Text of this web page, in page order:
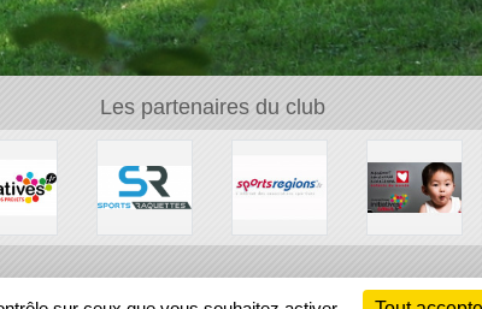
Les partenaires du club